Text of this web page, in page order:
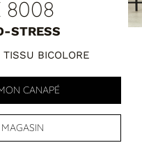
8008
STRESS
BICOLORE
CANAPÉ